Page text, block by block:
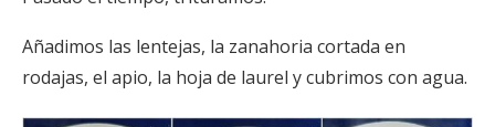
Añadimos las lentejas, la zanahoria cortada en
rodajas, el apio, la hoja de laurel y cubrimos con agua.